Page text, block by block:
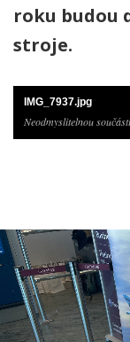
roku budou
stroje.
IMG_7937.jpg
Neodmyslitelnou